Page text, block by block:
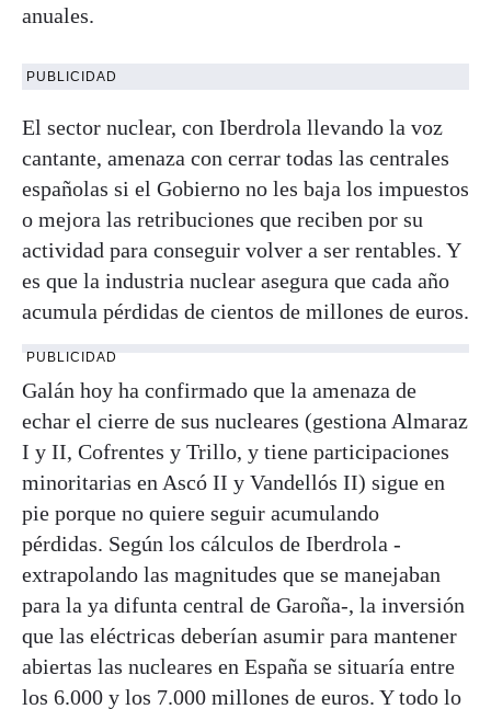
anuales.
PUBLICIDAD
El sector nuclear, con Iberdrola llevando la voz
cantante, amenaza con cerrar todas las centrales
españolas si el Gobierno no les baja los impuestos
o mejora las retribuciones que reciben por su
actividad para conseguir volver a ser rentables. Y
es que la industria nuclear asegura que cada año
acumula pérdidas de cientos de millones de euros.
PUBLICIDAD
Galán hoy ha confirmado que la amenaza de
echar el cierre de sus nucleares (gestiona Almaraz
I y II, Cofrentes y Trillo, y tiene participaciones
minoritarias en Ascó II y Vandellós II) sigue en
pie porque no quiere seguir acumulando
pérdidas. Según los cálculos de Iberdrola -
extrapolando las magnitudes que se manejaban
para la ya difunta central de Garoña-, la inversión
que las eléctricas deberían asumir para mantener
abiertas las nucleares en España se situaría entre
los 6.000 y los 7.000 millones de euros. Y todo lo